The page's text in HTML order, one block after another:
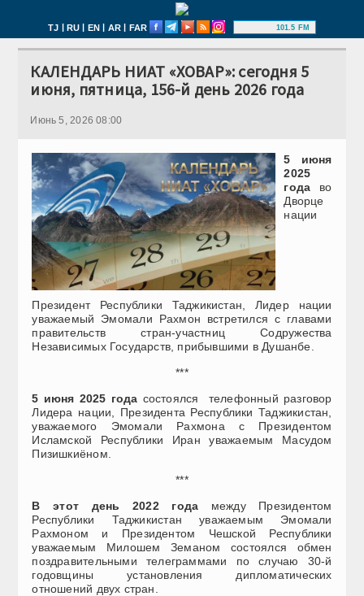
TJ | RU | EN | AR | FAR 101.5 FM
КАЛЕНДАРЬ НИАТ «ХОВАР»: сегодня 5
июня, пятница, 156-й день 2026 года
Июнь 5, 2026 08:00
5 июня
2025
года во
Дворце
нации
Президент Республики Таджикистан, Лидер нации
уважаемый Эмомали Рахмон встретился с главами
правительств стран-участниц Содружества
Независимых Государств, прибывшими в Душанбе.
***
5 июня 2025 года состоялся телефонный разговор
Лидера нации, Президента Республики Таджикистан,
уважаемого Эмомали Рахмона с Президентом
Исламской Республики Иран уважаемым Масудом
Пизишкиёном.
***
В этот день 2022 года между Президентом
Республики Таджикистан уважаемым Эмомали
Рахмоном и Президентом Чешской Республики
уважаемым Милошем Земаном состоялся обмен
поздравительными телеграммами по случаю 30-й
годовщины установления дипломатических
отношений двух стран.